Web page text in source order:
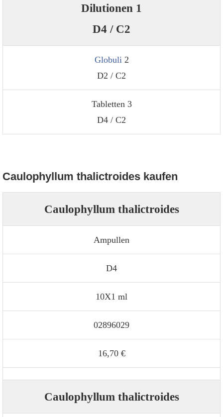
Dilutionen 1
D4 / C2
Globuli2
D2 / C2
Tabletten 3
D4 / C2
Caulophyllum thalictroides kaufen
Caulophyllum thalictroides
Ampullen
D4
10X1 ml
02896029
16,70 €
Caulophyllum thalictroides